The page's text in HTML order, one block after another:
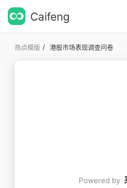
Caifeng
热点模版 / 港股市场表现调查问卷